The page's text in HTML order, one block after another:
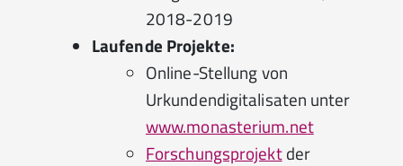
2018-2019
Laufende Projekte:
Online-Stellung von
Urkundendigitalisaten unter
www.monasterium.net
Forschungsprojektder